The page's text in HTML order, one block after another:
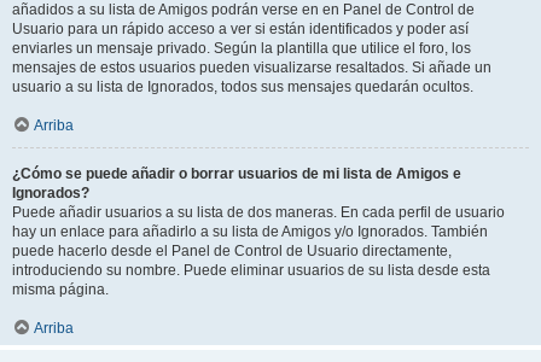
añadidos a su lista de Amigos podrán verse en en Panel de Control de
Usuario para un rápido acceso a ver si están identificados y poder así
enviarles un mensaje privado. Según la plantilla que utilice el foro, los
mensajes de estos usuarios pueden visualizarse resaltados. Si añade un
usuario a su lista de Ignorados, todos sus mensajes quedarán ocultos.
Arriba
¿Cómo se puede añadir o borrar usuarios de mi lista de Amigos e
Ignorados?
Puede añadir usuarios a su lista de dos maneras. En cada perfil de usuario
hay un enlace para añadirlo a su lista de Amigos y/o Ignorados. También
puede hacerlo desde el Panel de Control de Usuario directamente,
introduciendo su nombre. Puede eliminar usuarios de su lista desde esta
misma página.
Arriba